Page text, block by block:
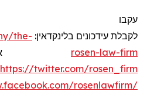
עקבו
לקבלת עידכונים בלינקדאין: the-
rosen-law-firm או
https://twitter.com/rosen_firm
rosenlawfirm/